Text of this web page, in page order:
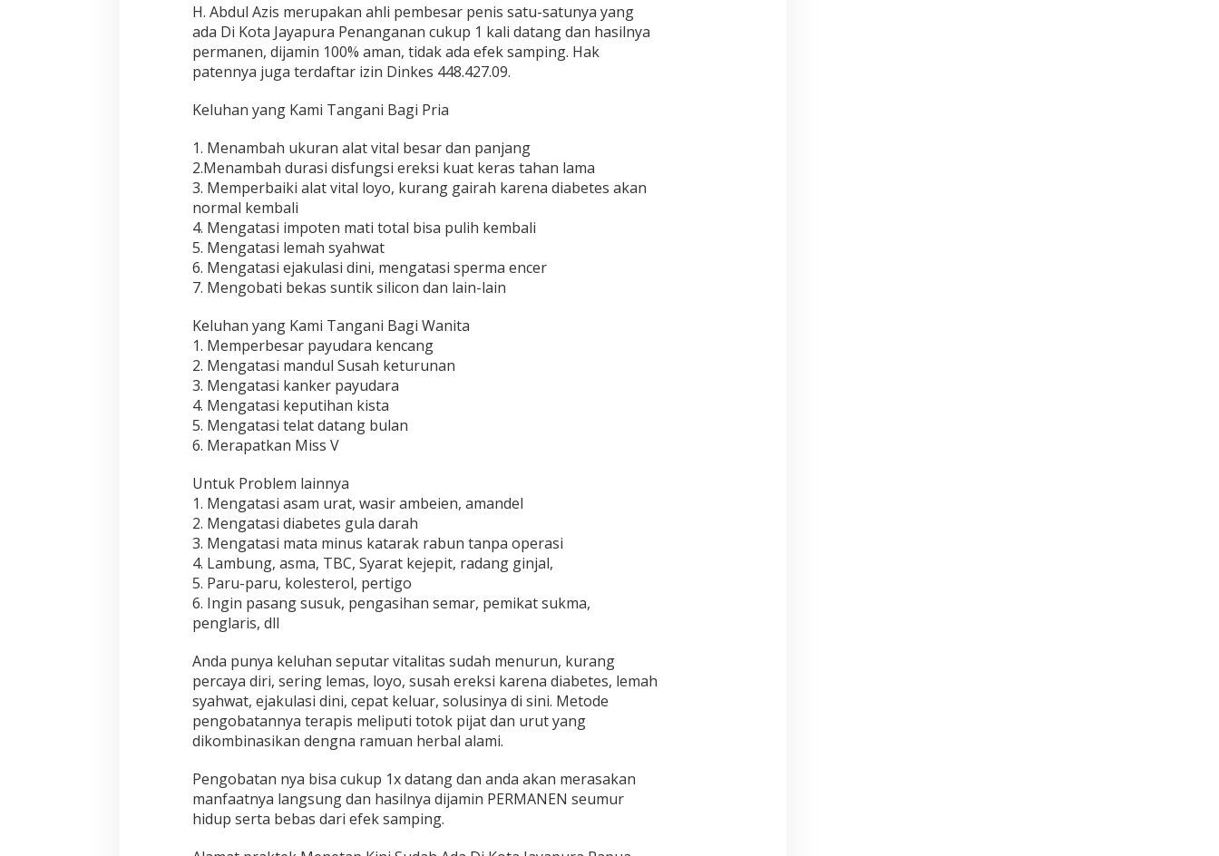
H. Abdul Azis merupakan ahli pembesar penis satu-satunya yang
ada Di Kota Jayapura Penanganan cukup 1 kali datang dan hasilnya
permanen, dijamin 100% aman, tidak ada efek samping. Hak
patennya juga terdaftar izin Dinkes 448.427.09.
Keluhan yang Kami Tangani Bagi Pria
1. Menambah ukuran alat vital besar dan panjang
2.Menambah durasi disfungsi ereksi kuat keras tahan lama
3. Memperbaiki alat vital loyo, kurang gairah karena diabetes akan
normal kembali
4. Mengatasi impoten mati total bisa pulih kembali
5. Mengatasi lemah syahwat
6. Mengatasi ejakulasi dini, mengatasi sperma encer
7. Mengobati bekas suntik silicon dan lain-lain
Keluhan yang Kami Tangani Bagi Wanita
1. Memperbesar payudara kencang
2. Mengatasi mandul Susah keturunan
3. Mengatasi kanker payudara
4. Mengatasi keputihan kista
5. Mengatasi telat datang bulan
6. Merapatkan Miss V
Untuk Problem lainnya
1. Mengatasi asam urat, wasir ambeien, amandel
2. Mengatasi diabetes gula darah
3. Mengatasi mata minus katarak rabun tanpa operasi
4. Lambung, asma, TBC, Syarat kejepit, radang ginjal,
5. Paru-paru, kolesterol, pertigo
6. Ingin pasang susuk, pengasihan semar, pemikat sukma,
penglaris, dll
Anda punya keluhan seputar vitalitas sudah menurun, kurang
percaya diri, sering lemas, loyo, susah ereksi karena diabetes, lemah
syahwat, ejakulasi dini, cepat keluar, solusinya di sini. Metode
pengobatannya terapis meliputi totok pijat dan urut yang
dikombinasikan dengna ramuan herbal alami.
Pengobatan nya bisa cukup 1x datang dan anda akan merasakan
manfaatnya langsung dan hasilnya dijamin PERMANEN seumur
hidup serta bebas dari efek samping.